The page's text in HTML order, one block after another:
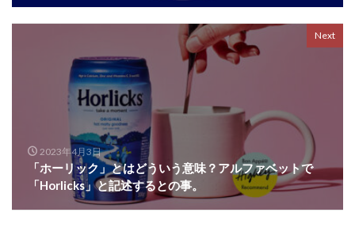
Next
2023年4月3日
「ホーリック」とはどういう意味？アルファベットで
「Horlicks」と記述するとの事。